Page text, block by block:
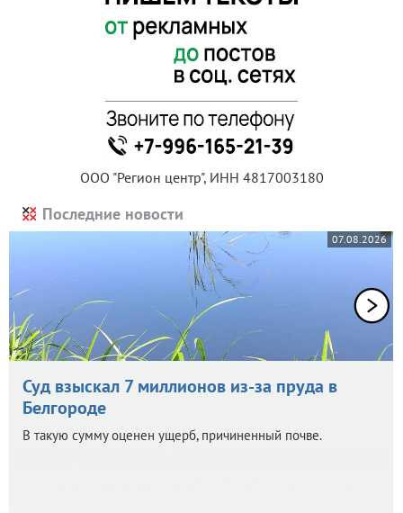
ООО "Регион центр", ИНН 4817003180
Последние новости
07.08.2026
Суд взыскал 7 миллионов из-за пруда в
Белгороде
В такую сумму оценен ущерб, причиненный почве.